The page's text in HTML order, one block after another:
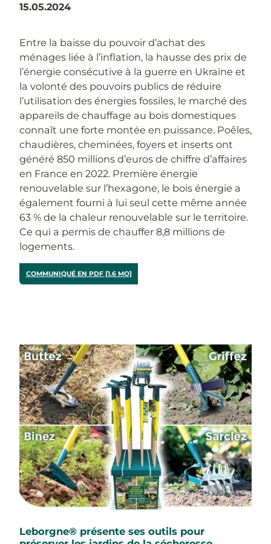
15.05.2024
Entre la baisse du pouvoir d’achat des
ménages liée à l’inflation, la hausse des prix de
l’énergie consécutive à la guerre en Ukraine et
la volonté des pouvoirs publics de réduire
l’utilisation des énergies fossiles, le marché des
appareils de chauffage au bois domestiques
connaît une forte montée en puissance. Poêles,
chaudières, cheminées, foyers et inserts ont
généré 850 millions d’euros de chiffre d’affaires
en France en 2022. Première énergie
renouvelable sur l’hexagone, le bois énergie a
également fourni à lui seul cette même année
63 % de la chaleur renouvelable sur le territoire.
Ce qui a permis de chauffer 8,8 millions de
logements.
COMMUNIQUÉ EN PDF [1.6 MO]
Leborgne® présente ses outils pour